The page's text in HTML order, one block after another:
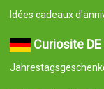
Idées cadeaux
Curiosite DE